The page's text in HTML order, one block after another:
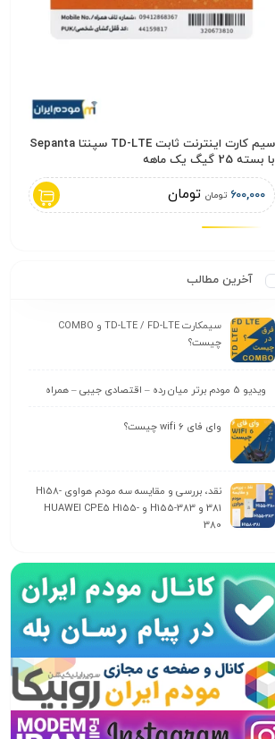
سیم کارت اینترنت ثابت TD-LTE سپنتا Sepanta
با بسته 25 گیگ یک ماهه
600,000 تومان تومان
آخرین مطالب
سیمکارت TD-LTE / FD-LTE و COMBO
چیست؟
ویدیو 5 مودم برتر میان رده – اقتصادی جیبی – همراه
وای‌ فای wifi 6 چیست؟
نقد، بررسی و مقایسه سه مودم هواوی H158-
381 و H155-383 و HUAWEI CPE5 H155-
380